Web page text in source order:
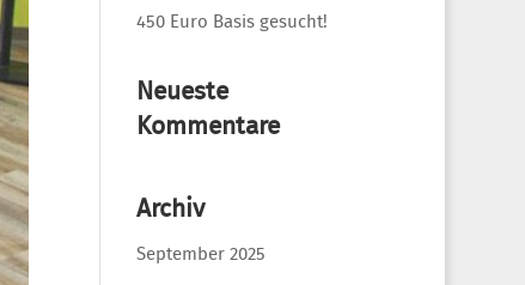
450 Euro Basis gesucht!
Neueste
Kommentare
Archiv
September 2025